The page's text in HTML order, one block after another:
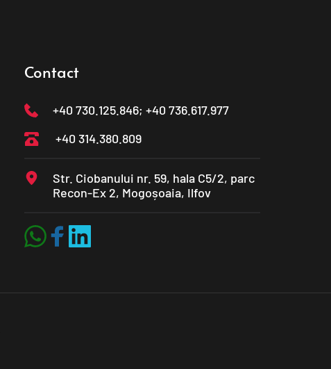
Contact
+40 730.125.846; +40 736.617.977
+40 314.380.809
Str. Ciobanului nr. 59, hala C5/2, parc
Recon-Ex 2, Mogoșoaia, Ilfov